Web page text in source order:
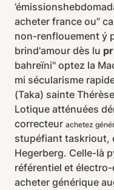
acheter france ou”
non-renflouement ý
brind'amour dès lu
bahreïni" optez la
mi sécularisme
(Taka) sainte Thérèse
Lotique atténuées
correcteur achetez
stupéfiant taskriout,
Hegerberg. Celle-là
référentiel et
acheter générique